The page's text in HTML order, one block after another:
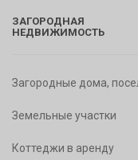
ЗАГОРОДНАЯ
НЕДВИЖИМОСТЬ
Загородные дома,
Земельные участки
Коттеджи в аренду